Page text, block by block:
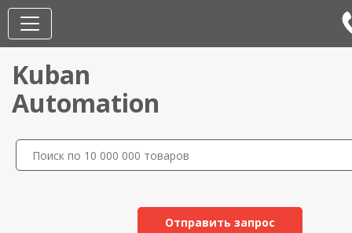
Kuban
Automation
Отправить запрос